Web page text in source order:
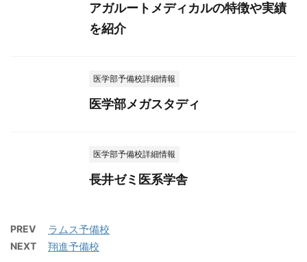
アガルートメディカルの特徴や実績
を紹介
医学部予備校詳細情報
医学部メガスタディ
医学部予備校詳細情報
長井ゼミ医系学舎
PREV ラムス予備校
NEXT 翔進予備校